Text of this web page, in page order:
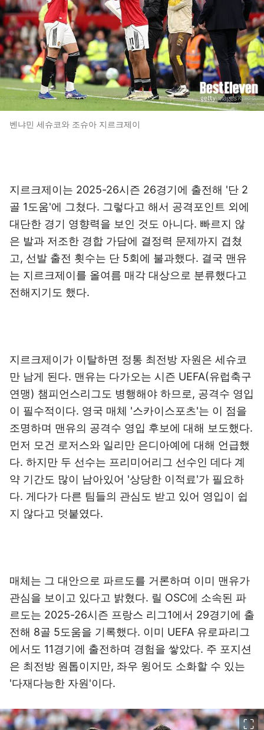
벤냐민 세슈코와 조슈아 지르크제이
지르크제이는 2025-26시즌 26경기에 출전해 '단 2
골 1도움'에 그쳤다. 그렇다고 해서 공격포인트 외에
대단한 경기 영향력을 보인 것도 아니다. 빠르지 않
은 발과 저조한 경합 가담에 결정력 문제까지 겹쳤
고, 선발 출전 횟수는 단 5회에 불과했다. 결국 맨유
는 지르크제이를 올여름 매각 대상으로 분류했다고
전해지기도 했다.
지르크제이가 이탈하면 정통 최전방 자원은 세슈코
만 남게 된다. 맨유는 다가오는 시즌 UEFA(유럽축구
연맹) 챔피언스리그도 병행해야 하므로, 공격수 영입
이 필수적이다. 영국 매체 '스카이스포츠'는 이 점을
조명하며 맨유의 공격수 영입 후보에 대해 보도했다.
먼저 모건 로저스와 일리만 은디아예에 대해 언급했
다. 하지만 두 선수는 프리미어리그 선수인 데다 계
약 기간도 많이 남아있어 '상당한 이적료'가 필요하
다. 게다가 다른 팀들의 관심도 받고 있어 영입이 쉽
지 않다고 덧붙였다.
매체는 그 대안으로 파르도를 거론하며 이미 맨유가
관심을 보이고 있다고 밝혔다. 릴 OSC에 소속된 파
르도는 2025-26시즌 프랑스 리그1에서 29경기에 출
전해 8골 5도움을 기록했다. 이미 UEFA 유로파리그
에서도 11경기에 출전하며 경험을 쌓았다. 주 포지션
은 최전방 원톱이지만, 좌우 윙어도 소화할 수 있는
'다재다능한 자원'이다.